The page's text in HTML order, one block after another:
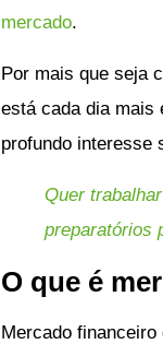
mercado.
Por mais que seja
está cada dia mais
profundo interesse
Quer
preparatórios
O que é
Mercado